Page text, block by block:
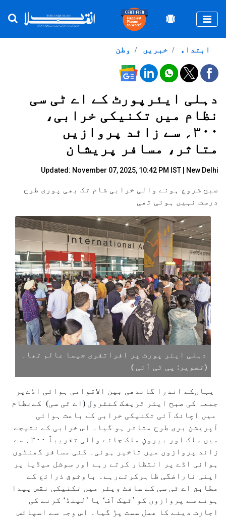
وطن خبریں ابتداء
دہلی ایئرپورٹ کے اے ٹی سی
نظام میں تکنیکی خرابی،
۳۰۰؍ سے زائد پروازیں
متاثر، مسافر پریشان
Updated: November 07, 2025, 10:42 PM IST | New Delhi
صبح شروع ہونے والی خرابی شام تک بھی پوری طرح
درست نہیں ہوئی تھی
دہلی ایئر پورٹ پر افراتفری جیسا عالم تھا۔
(تصویر: پی ٹی آئی )
یہاںکے اندرا گاندھی بین الاقوامی ہوائی اڈےپر
جمعہ کی صبح ایئر ٹریفک کنٹرول (اے ٹی سی) کےنظام
میں اچانک آئی تکنیکی خرابی کے باعث ہوائی
آپریشن بری طرح متاثر ہو گیا۔ اس خرابی کے نتیجے
میں ملک اور بیرونِ ملک جانے والی تقریباً ۳۰۰؍ سے
زائد پروازوں میں تاخیر ہوئی۔ کئی مسافر گھنٹوں
ہوائی اڈے پر انتظار کرتے رہے اور سوشل میڈیا پر
اپنی ناراضگی ظاہرکرتےرہے۔ باوثوق ذرائع کے
مطابق اے ٹی سی کے سافٹ ویئر میں تکنیکی نقص پیدا
ہونے سے پروازوں کو ’ٹیک آف‘ یا ’لینڈ‘ کرنے کی
اجازت دینے کا عمل سست پڑ گیا۔ اس وجہ سے اسپائس